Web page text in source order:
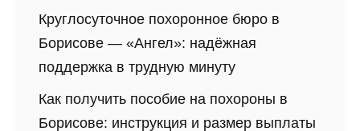
Круглосуточное похоронное бюро в
Борисове — «Ангел»: надёжная
поддержка в трудную минуту
Как получить пособие на похороны в
Борисове: инструкция и размер выплаты